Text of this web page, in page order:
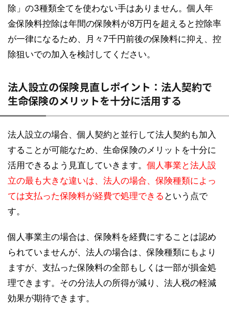
除」の3種類全てを使わない手はありません。個人年
金保険料控除は年間の保険料が8万円を超えると控除率
が一律になるため、月々7千円前後の保険料に抑え、控
除狙いでの加入を検討してください。
法人設立の保険見直しポイント：法人契約で
生命保険のメリットを十分に活用する
法人設立の場合、個人契約と並行して法人契約も加入
することが可能なため、生命保険のメリットを十分に
活用できるよう見直していきます。 個人事業と法人設
立の最も大きな違いは、法人の場合、保険種類によっ
ては支払った保険料が経費で処理できる という点で
す。
個人事業主の場合は、保険料を経費にすることは認め
られていませんが、法人の場合は、保険種類にもより
ますが、支払った保険料の全部もしくは一部が損金処
理できます。その分法人の所得が減り、法人税の軽減
効果が期待できます。